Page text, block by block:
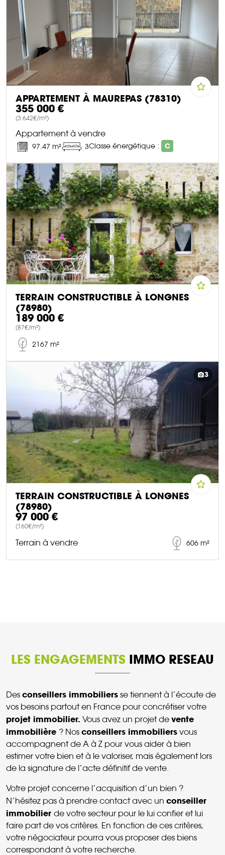
APPARTEMENT À MAUREPAS (78310)
355 000 €
(3 642€/m²)
Appartement à vendre
97.47 m² 3Classe énergétique : C
DÉCOUVRIR CE BIEN
TERRAIN CONSTRUCTIBLE À LONGNES
(78980)
189 000 €
(87€/m²)
2167 m²
DÉCOUVRIR CE BIEN
3
TERRAIN CONSTRUCTIBLE À LONGNES
(78980)
97 000 €
(160€/m²)
Terrain à vendre 606 m²
LES ENGAGEMENTS IMMO RESEAU
Des conseillers immobiliers se tiennent à l’écoute de
vos besoins partout en France pour concrétiser votre
projet immobilier. Vous avez un projet de vente
immobilière ? Nos conseillers immobiliers vous
accompagnent de A à Z pour vous aider à bien
estimer votre bien et à le valoriser, mais également lors
de la signature de l’acte définitif de vente.
Votre projet concerne l’acquisition d’un bien ?
N’hésitez pas à prendre contact avec un conseiller
immobilier de votre secteur pour le lui confier et lui
faire part de vos critères. En fonction de ces critères,
votre négociateur pourra vous proposer des biens
correspondant à votre recherche.